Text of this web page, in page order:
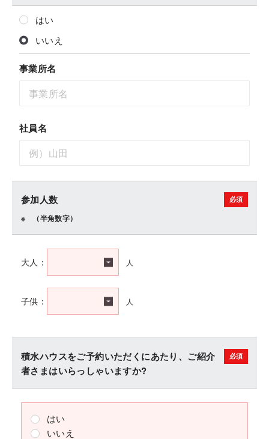
はい
いいえ
事業所名
社員名
参加人数
（半角数字）
大人： 人
子供： 人
積水ハウスをご予約いただくにあたり、ご紹介
者さまはいらっしゃいますか?
はい
いいえ